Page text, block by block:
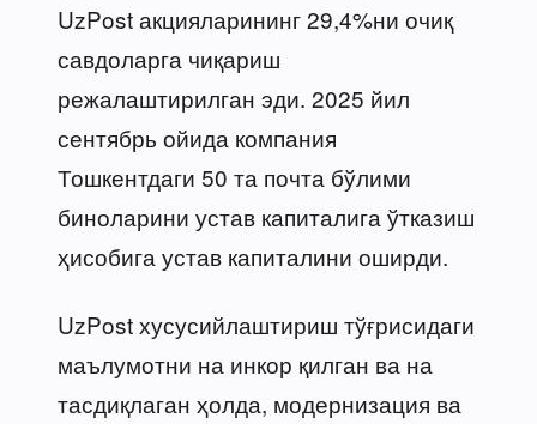
UzPost акцияларининг 29,4%ни очиқ
савдоларга чиқариш
режалаштирилган эди. 2025 йил
сентябрь ойида компания
Тошкентдаги 50 та почта бўлими
биноларини устав капиталига ўтказиш
ҳисобига устав капиталини оширди.
UzPost хусусийлаштириш тўғрисидаги
маълумотни на инкор қилган ва на
тасдиқлаган ҳолда, модернизация ва